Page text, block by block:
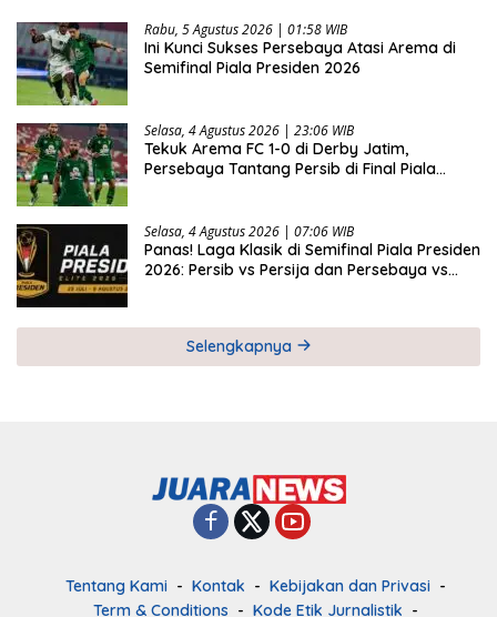
Rabu, 5 Agustus 2026 | 01:58 WIB
Ini Kunci Sukses Persebaya Atasi Arema di
Semifinal Piala Presiden 2026
Selasa, 4 Agustus 2026 | 23:06 WIB
Tekuk Arema FC 1-0 di Derby Jatim,
Persebaya Tantang Persib di Final Piala
Selasa, 4 Agustus 2026 | 07:06 WIB
Panas! Laga Klasik di Semifinal Piala Presiden
2026: Persib vs Persija dan Persebaya vs
Selengkapnya
Tentang Kami Kontak
Kebijakan dan Privasi
Term & Conditions
Kode Etik Jurnalistik